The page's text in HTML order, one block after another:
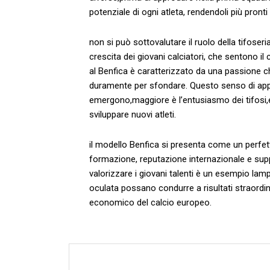
potenziale di ogni atleta, rendendoli​ più​
non ⁢si può ‍sottovalutare ​il ‍ruolo della
crescita dei giovani calciatori, che sentono il
al Benfica è caratterizzato da ‌una passione
duramente per sfondare. Questo senso di
emergono,maggiore è​ l’entusiasmo‍ dei
sviluppare ⁢nuovi ⁣atleti.
il modello Benfica si presenta come un⁢
formazione, reputazione internazionale e
valorizzare i giovani talenti è ⁢un esempio
oculata possano condurre a risultati
economico del calcio europeo.